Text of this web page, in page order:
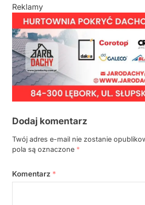
Reklamy
Dodaj komentarz
Twój adres e-mail nie zostanie
pola są oznaczone *
Komentarz *